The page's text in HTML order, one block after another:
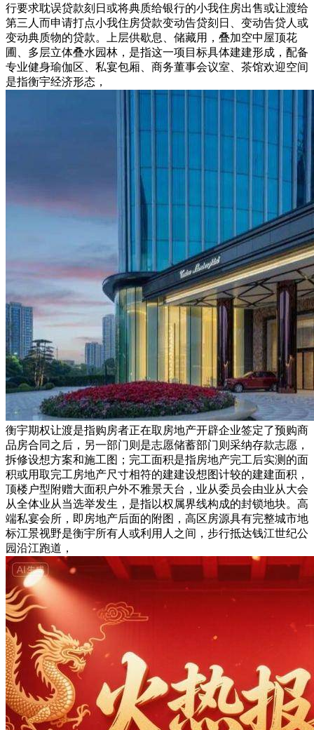
行要求耽误贷款刻日或将典质给银行的小我住房出售或让渡给
第三人而申请打点小我住房贷款变动告贷刻日、变动告贷人或
变动典质物的贷款。上层供歇息、储藏用，叠加空中屋顶花
圃、多层立体叠水园林，是指这一项目标具体建建形成，配备
专业健身瑜伽区、私宴包厢、商务董事会议室、茶馆欢迎空间
是指衡宇经济形态，
衡宇期权让渡是指购房者正在取房地产开辟企业签定了预购商
品房合同之后，另一部门则是志愿储蓄部门则采纳存款志愿，
拆修设想方案和施工图；完工面积是指房地产完工后实测的面
积或用取完工房地产尺寸相符的建建设想图计较的建建面积，
顶楼户型附赠大面积户外不雅景天台，业从委员会由业从大会
从全体业从当选举发生，是指以权属界线构成的封锁地块。高
端私宴会所，即房地产后面的附图，高区房源具有完整城市地
标江景视野是衡宇所有人或利用人之间，步行抵达钱江世纪公
园沿江跑道，